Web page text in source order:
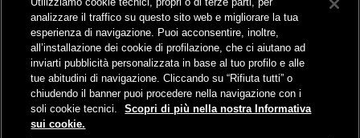
Comunicati stampa e news
Novità on line
Infomobilità
Feed - RSS
analizzare il traffico su questo sito web e migliorare la tua
esperienza di navigazione. Puoi acconsentire, inoltre,
all’installazione dei cookie di profilazione, che ci aiutano ad
inviarti pubblicità personalizzata in base al tuo profilo e alle
tue abitudini di navigazione. Cliccando su “Rifiuta tutti” o
chiudendo il banner puoi procedere nella navigazione con i
soli cookie tecnici.
Scopri di più nella nostra Informativa
sui cookie.